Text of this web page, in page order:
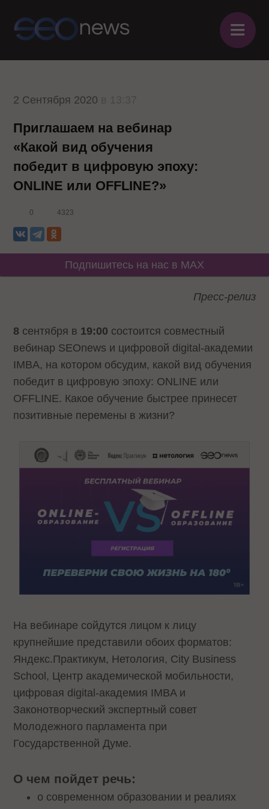
≡
2 Сентября 2020
Приглашаем на вебинар
«Какой вид обучения
победит в цифровую эпоху:
ONLINE или OFFLINE?»
0 4323
Подпишитесь на нас в MAX
Пресс-релиз
8 сентября в 19:00 состоится совместный
вебинар SEOnews и цифровой digital-академии
IMBA, на котором обсудим, какой вид обучения
победит в цифровую эпоху: ONLINE или
OFFLINE. Какое обучение быстрее принесет
позитивные перемены в жизни?
На вебинаре сойдутся лицом к лицу
крупнейшие представили обоих форматов:
Яндекс.Практикум, Нетология, City Business
School, Центр академической мобильности,
цифровая digital-академия IMBA и
Законотворческий экспертный совет
Молодежного парламента при
Государственной Думе.
О чем пойдет речь:
о современном образовании и реалиях